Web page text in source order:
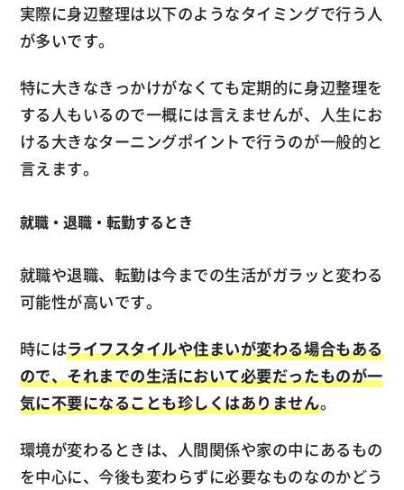
実際に身辺整理は以下のようなタイミングで行う人
が多いです。
特に大きなきっかけがなくても定期的に身辺整理を
する人もいるので一概には言えませんが、人生にお
ける大きなターニングポイントで行うのが一般的と
言えます。
就職・退職・転勤するとき
就職や退職、転勤は今までの生活がガラッと変わる
可能性が高いです。
時にはライフスタイルや住まいが変わる場合もある
ので、それまでの生活において必要だったものが一
気に不要になることも珍しくはありません。
環境が変わるときは、人間関係や家の中にあるもの
を中心に、今後も変わらずに必要なものなのかどう